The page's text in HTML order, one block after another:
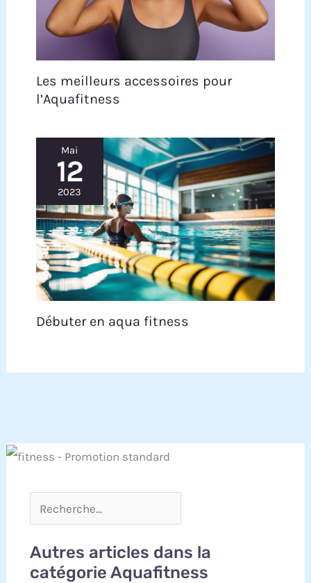
Les meilleurs accessoires pour
l’Aquafitness
Mai
12
2023
Débuter en aqua fitness
Autres articles dans la
catégorie Aquafitness